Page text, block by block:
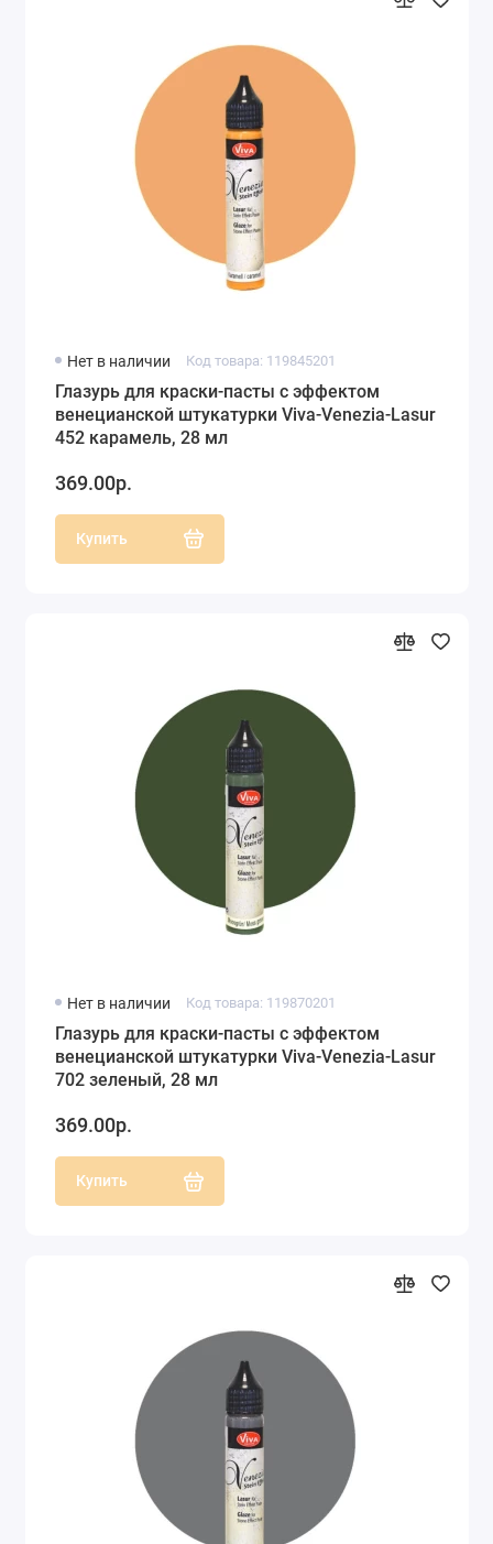
Нет в наличии Код товара: 119845201
Глазурь для краски-пасты с эффектом
венецианской штукатурки Viva-Venezia-Lasur
452 карамель, 28 мл
369.00р.
Купить
Нет в наличии Код товара: 119870201
Глазурь для краски-пасты с эффектом
венецианской штукатурки Viva-Venezia-Lasur
702 зеленый, 28 мл
369.00р.
Купить